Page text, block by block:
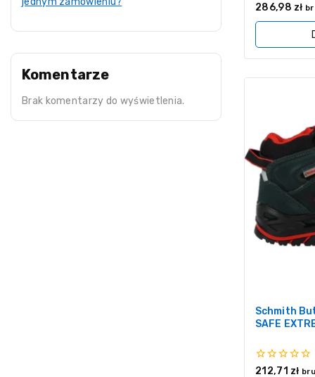
0
5
286,98 zł
Schmith
SAFE
0
212,71 zł
Komentarze
Brak komentarzy do wyświetlenia.